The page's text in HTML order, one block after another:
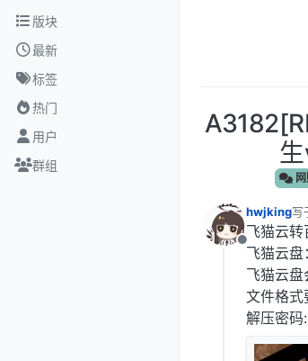
跳转至内容
版块
最新
标签
热门
用户
群组
网
离线
hwjking写
最
飞猫云转
飞猫云盘：
飞猫云
文件格式
解压密码